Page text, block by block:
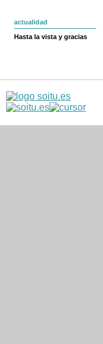
actualidad
Hasta la vista y gracias